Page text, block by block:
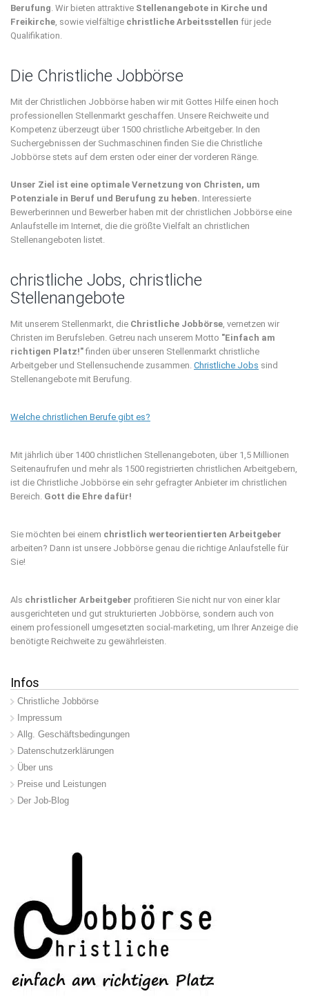
Berufung . Wir bieten attraktive Stellenangebote in Kirche und
Freikirche , sowie vielfältige christliche Arbeitsstellen für jede
Qualifikation.
Die Christliche Jobbörse
Mit der Christlichen Jobbörse haben wir mit Gottes Hilfe einen hoch
professionellen Stellenmarkt geschaffen. Unsere Reichweite und
Kompetenz überzeugt über 1500 christliche Arbeitgeber. In den
Suchergebnissen der Suchmaschinen finden Sie die Christliche
Jobbörse stets auf dem ersten oder einer der vorderen Ränge.
Unser Ziel ist eine optimale Vernetzung von Christen, um
Potenziale in Beruf und Berufung zu heben. Interessierte
Bewerberinnen und Bewerber haben mit der christlichen Jobbörse eine
Anlaufstelle im Internet, die die größte Vielfalt an christlichen
Stellenangeboten listet.
christliche Jobs, christliche
Stellenangebote
Mit unserem Stellenmarkt, die Christliche Jobbörse , vernetzen wir
Christen im Berufsleben. Getreu nach unserem Motto "Einfach am
richtigen Platz!"finden über unseren Stellenmarkt christliche
Arbeitgeber und Stellensuchende zusammen. Christliche Jobs sind
Stellenangebote mit Berufung.
Welche christlichen Berufe gibt es?
Mit jährlich über 1400 christlichen Stellenangeboten, über 1,5 Millionen
Seitenaufrufen und mehr als 1500 registrierten christlichen Arbeitgebern,
ist die Christliche Jobbörse ein sehr gefragter Anbieter im christlichen
Bereich. Gott die Ehre dafür!
Sie möchten bei einem christlich werteorientierten Arbeitgeber
arbeiten? Dann ist unsere Jobbörse genau die richtige Anlaufstelle für
Sie!
Als christlicher Arbeitgeber profitieren Sie nicht nur von einer klar
ausgerichteten und gut strukturierten Jobbörse, sondern auch von
einem professionell umgesetzten social-marketing, um Ihrer Anzeige die
benötigte Reichweite zu gewährleisten.
Infos
Christliche Jobbörse
Impressum
Allg. Geschäftsbedingungen
Datenschutzerklärungen
Über uns
Preise und Leistungen
Der Job-Blog